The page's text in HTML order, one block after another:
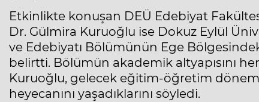
Etkinlikte konuşan DEÜ Edebiyat
Dr. Gülmira Kuruoğlu ise Dokuz Eylül
ve Edebiyatı Bölümünün Ege
belirtti. Bölümün akademik altyapısını
Kuruoğlu, gelecek eğitim-öğretim
heyecanını yaşadıklarını söyledi.